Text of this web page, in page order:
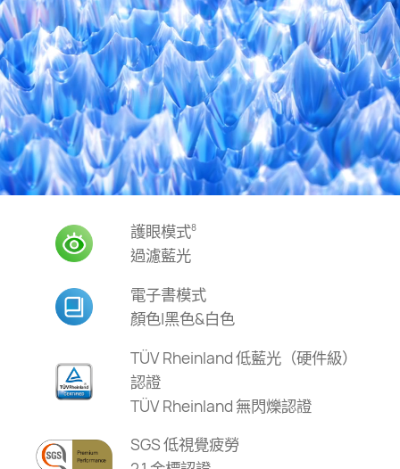
護眼模式8
過濾藍光
電子書模式
顏色|黑色&白色
TÜV Rheinland 低藍光（硬件級）
認⁠證
TÜV Rheinland 無閃爍認證
SGS 低視覺疲勞